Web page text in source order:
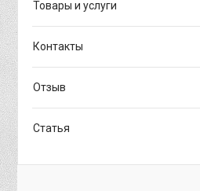
Товары и услуги
Контакты
Отзыв
Статья